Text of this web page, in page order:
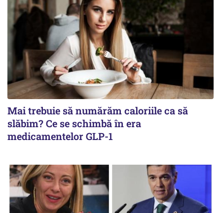
Mai trebuie să numărăm caloriile ca să
slăbim? Ce se schimbă în era
medicamentelor GLP-1